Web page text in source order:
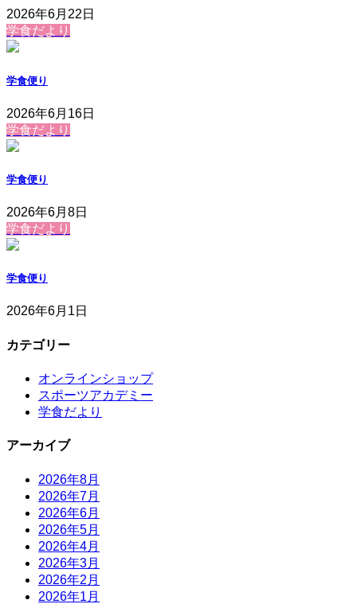
2026年6月22日
学食だより
学食便り
2026年6月16日
学食だより
学食便り
2026年6月8日
学食だより
学食便り
2026年6月1日
カテゴリー
オンラインショップ
スポーツアカデミー
学食だより
アーカイブ
2026年8月
2026年7月
2026年6月
2026年5月
2026年4月
2026年3月
2026年2月
2026年1月